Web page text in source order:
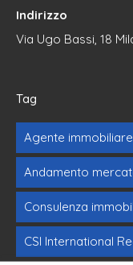
Indirizzo
Via Ugo Bassi, 18
Tag
Agente immobiliare
Andamento
Consulenza
CSI International